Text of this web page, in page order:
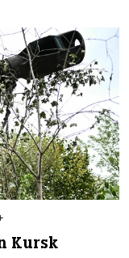
Kursk